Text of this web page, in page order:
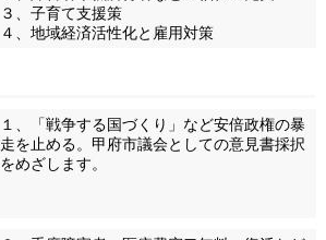
３、子育て支援策
４、地域経済活性化と雇用対策
１、「戦争する国づくり」など安倍政権の暴
走を止める。甲府市議会としての意見書採択
をめざします。